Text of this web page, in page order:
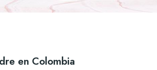
en Colombia